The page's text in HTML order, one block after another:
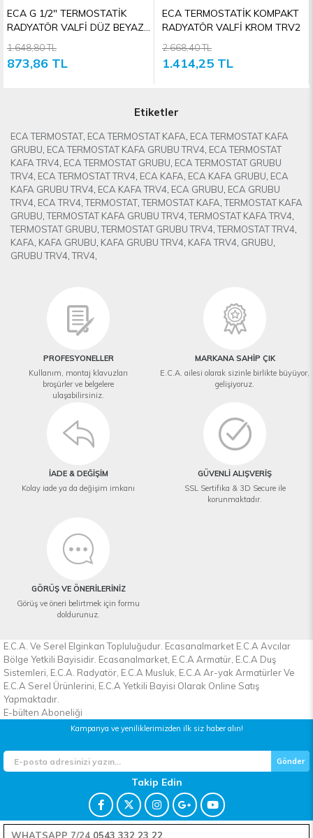
ECA G 1/2" TERMOSTATİK
RADYATÖR VALFİ DÜZ BEYAZ
TRV4
873,86 TL
1.648,80 TL
ECA TERMOSTATİK KOMPAKT
RADYATÖR VALFİ KROM TRV2
1.414,25 TL
2.668,40 TL
Etiketler
ECA TERMOSTAT, ECA TERMOSTAT KAFA, ECA TERMOSTAT KAFA
GRUBU, ECA TERMOSTAT KAFA GRUBU TRV4, ECA TERMOSTAT
KAFA TRV4, ECA TERMOSTAT GRUBU, ECA TERMOSTAT GRUBU
TRV4, ECA TERMOSTAT TRV4, ECA KAFA, ECA KAFA GRUBU, ECA
KAFA GRUBU TRV4, ECA KAFA TRV4, ECA GRUBU, ECA GRUBU
TRV4, ECA TRV4, TERMOSTAT, TERMOSTAT KAFA, TERMOSTAT KAFA
GRUBU, TERMOSTAT KAFA GRUBU TRV4, TERMOSTAT KAFA TRV4,
TERMOSTAT GRUBU, TERMOSTAT GRUBU TRV4, TERMOSTAT TRV4,
KAFA, KAFA GRUBU, KAFA GRUBU TRV4, KAFA TRV4, GRUBU,
GRUBU TRV4, TRV4,
PROFESYONELLER
Kullanım, montaj klavuzları
broşürler ve belgelere
ulaşabilirsiniz.
MARKANA SAHİP ÇIK
E.C.A. ailesi olarak sizinle birlikte büyüyor,
gelişiyoruz.
İADE & DEĞİŞİM
Kolay iade ya da değişim imkanı
GÜVENLİ ALIŞVERİŞ
SSL Sertifika & 3D Secure ile
korunmaktadır.
GÖRÜŞ VE ÖNERİLERİNİZ
Görüş ve öneri belirtmek için formu
doldurunuz.
E.C.A. Ve Serel Elginkan Topluluğudur. Ecasanalmarket E.C.A Avcılar
Bölge Yetkili Bayisidir. Ecasanalmarket, E.C.A Armatür, E.C.A Duş
Sistemleri, E.C.A. Radyatör, E.C.A Musluk, E.C.A Ar-yak Armatürler Ve
E.C.A Serel Ürünlerini, E.C.A Yetkili Bayisi Olarak Online Satış
Yapmaktadır.
E-bülten Aboneliği
Kampanya ve yeniliklerimizden ilk siz haber alın!
Gönder
Takip Edin
WHATSAPP 7/24 0543 332 23 22